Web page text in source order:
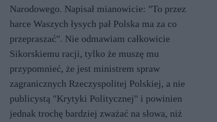
Narodowego. Napisał mianowicie: "To przez
harce Waszych łysych pał Polska ma za co
przepraszać". Nie odmawiam całkowicie
Sikorskiemu racji, tylko że muszę mu
przypomnieć, że jest ministrem spraw
zagranicznych Rzeczyspolitej Polskiej, a nie
publicystą "Krytyki Politycznej" i powinien
jednak trochę bardziej zważać na słowa, niż